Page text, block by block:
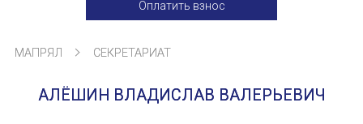
Оплатить взнос
О нас
Президиум
Ревизионная комиссия
МАПРЯЛ СЕКРЕТАРИАТ
АЛЁШИН ВЛАДИСЛАВ ВАЛЕРЬЕВИЧ